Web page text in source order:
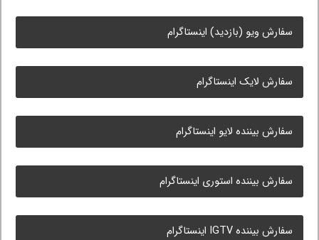
سفارش ویو (بازدید) اینستاگرام
سفارش لایک اینستاگرام
سفارش بیننده لایو اینستاگرام
سفارش بیننده استوری اینستاگرام
سفارش بیننده IGTV اینستاگرام